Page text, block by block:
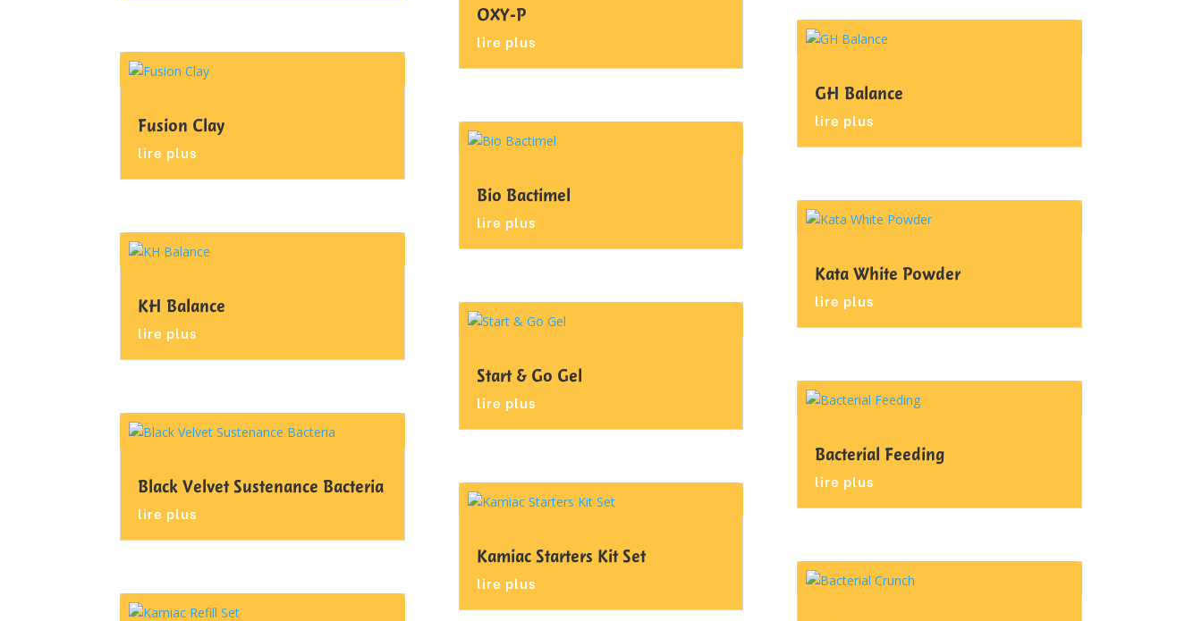
Fusion Clay
lire plus
KH Balance
lire plus
Black Velvet Sustenance Bacteria
lire plus
OXY-P
lire plus
Bio Bactimel
lire plus
Start & Go Gel
lire plus
Kamiac Starters Kit Set
lire plus
GH Balance
lire plus
Kata White Powder
lire plus
Bacterial Feeding
lire plus